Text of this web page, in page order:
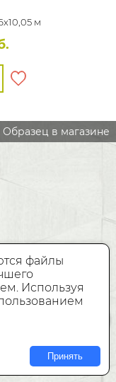
м
Образец в магазине
файлы
Используя
Принять